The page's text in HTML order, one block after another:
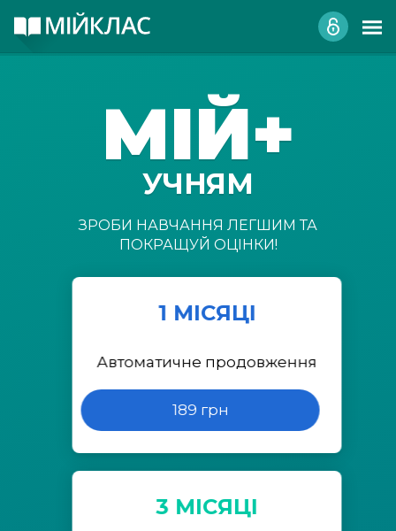
МІЙ+
УЧНЯМ
ЗРОБИ НАВЧАННЯ ЛЕГШИМ ТА
ПОКРАЩУЙ ОЦІНКИ!
1 МІСЯЦІ
Автоматичне продовження
189 грн
3 МІСЯЦІ